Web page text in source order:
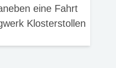
eine Fahrt
Klosterstollen